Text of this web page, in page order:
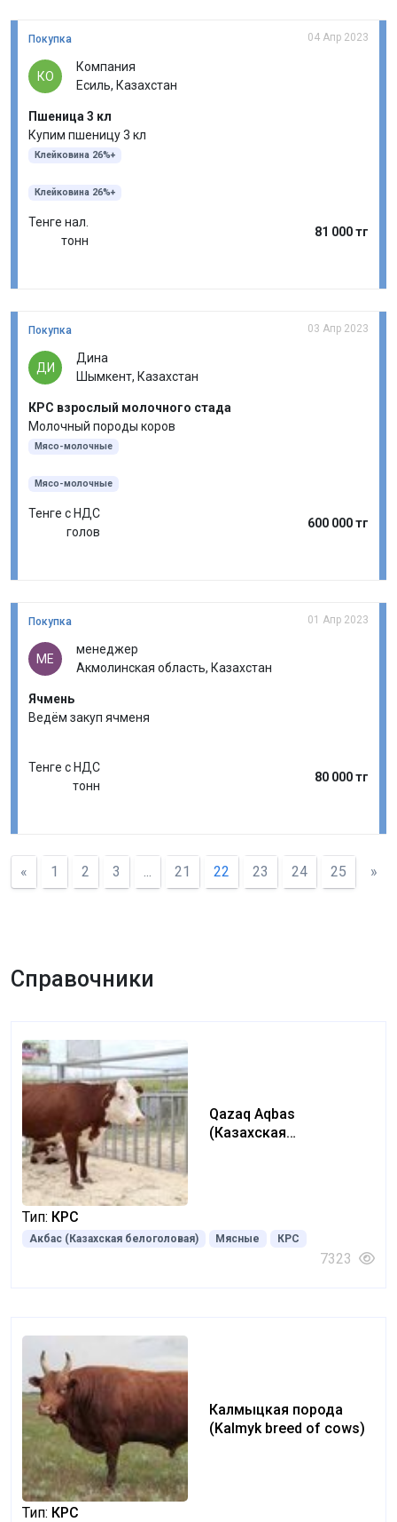
Покупка 04 Апр 2023
КО
Компания
Есиль, Казахстан
Пшеница 3 кл
Купим пшеницу 3 кл
Клейковина 26%+
Клейковина 26%+
Тенге нал.
тонн
81 000 тг
Покупка 03 Апр 2023
ДИ
Дина
Шымкент, Казахстан
КРС взрослый молочного стада
Молочный породы коров
Мясо-молочные
Мясо-молочные
Тенге с НДС
голов
600 000 тг
Покупка 01 Апр 2023
МЕ
менеджер
Акмолинская область, Казахстан
Ячмень
Ведём закуп ячменя
Тенге с НДС
тонн
80 000 тг
« 1 2 3 ... 21 22 23 24 25 »
Справочники
Qazaq Aqbas
(Казахская
Тип: КРС
Акбас (Казахская белоголовая) Мясные КРС
7323
Калмыцкая порода
(Kalmyk breed of cows)
Тип: КРС